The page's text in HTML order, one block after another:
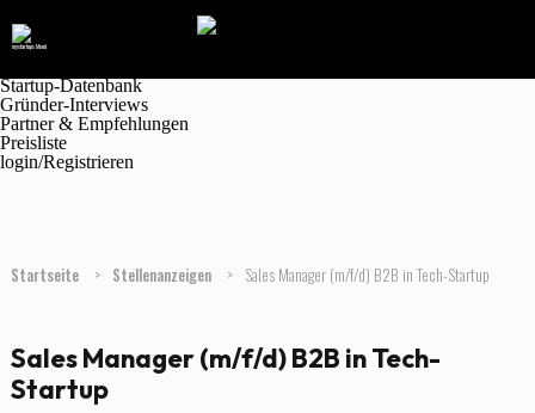
Marktplatz
Magazin
Startup-Datenbank
Gründer-Interviews
Partner & Empfehlungen
Preisliste
login/Registrieren
Startseite > Stellenanzeigen > Sales Manager (m/f/d) B2B in Tech-Startup
Sales Manager (m/f/d) B2B in Tech-
Startup